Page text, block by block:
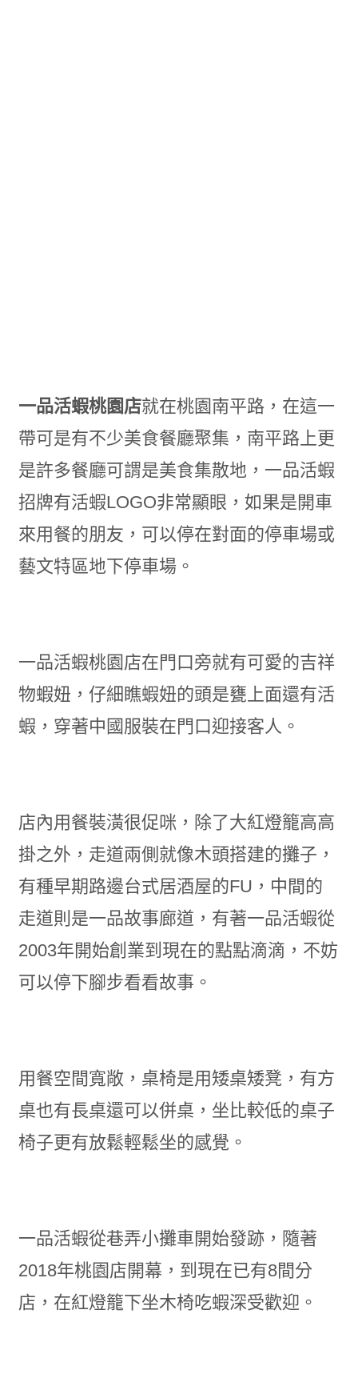
一品活蝦桃園店就在桃園南平路 ， 在這一
帶可是有不少美食餐廳聚集 ， 南平路上更
是許多餐廳可謂是美食集散地 ， 一品活蝦
招牌有活蝦LOGO非常顯眼 ， 如果是開車
來用餐的朋友，可以停在對面的停車場或
藝文特區地下停車場。
一品活蝦桃園店在門口旁就有可愛的吉祥
物蝦妞，仔細瞧蝦妞的頭是甕上面還有活
蝦，穿著中國服裝在門口迎接客人。
店內用餐裝潢很促咪，除了大紅燈籠高高
掛之外，走道兩側就像木頭搭建的攤子，
有種早期路邊台式居酒屋的FU，中間的
走道則是一品故事廊道，有著一品活蝦從
2003年開始創業到現在的點點滴滴，不妨
可以停下腳步看看故事。
用餐空間寬敞，桌椅是用矮桌矮凳，有方
桌也有長桌還可以併桌，坐比較低的桌子
椅子更有放鬆輕鬆坐的感覺。
一品活蝦從巷弄小攤車開始發跡，隨著
2018年桃園店開幕，到現在已有8間分
店，在紅燈籠下坐木椅吃蝦深受歡迎。